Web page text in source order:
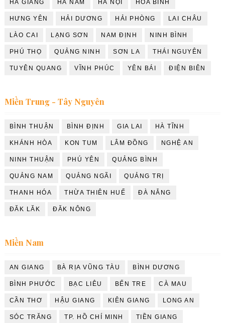
HÀ GIANG HÀ NAM HÀ NỘI HÒA BÌNH
HƯNG YÊN HẢI DƯƠNG HẢI PHÒNG LAI CHÂU
LÀO CAI LẠNG SƠN NAM ĐỊNH NINH BÌNH
PHÚ THỌ QUẢNG NINH SƠN LA THÁI NGUYÊN
TUYÊN QUANG VĨNH PHÚC YÊN BÁI ĐIỆN BIÊN
Miền Trung - Tây Nguyên
BÌNH THUẬN BÌNH ĐỊNH GIA LAI HÀ TĨNH
KHÁNH HÒA KON TUM LÂM ĐỒNG NGHỆ AN
NINH THUẬN PHÚ YÊN QUẢNG BÌNH
QUẢNG NAM QUẢNG NGÃI QUẢNG TRỊ
THANH HÓA THỪA THIÊN HUẾ ĐÀ NẴNG
ĐĂK LĂK ĐĂK NÔNG
Miền Nam
AN GIANG BÀ RỊA VŨNG TÀU BÌNH DƯƠNG
BÌNH PHƯỚC BẠC LIÊU BẾN TRE CÀ MAU
CẦN THƠ HẬU GIANG KIÊN GIANG LONG AN
SÓC TRĂNG TP. HỒ CHÍ MINH TIỀN GIANG